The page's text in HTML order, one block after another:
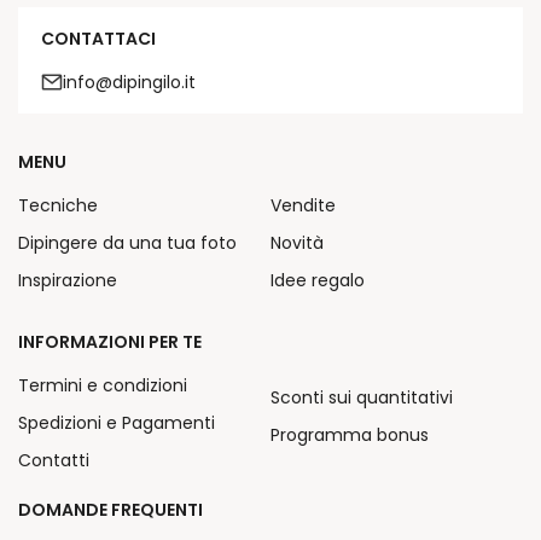
CONTATTACI
info@dipingilo.it
MENU
Tecniche
Dipingere da una tua foto
Inspirazione
Vendite
Novità
Idee regalo
INFORMAZIONI PER TE
Termini e condizioni
Spedizioni e Pagamenti
Contatti
Sconti sui quantitativi
Programma bonus
DOMANDE FREQUENTI